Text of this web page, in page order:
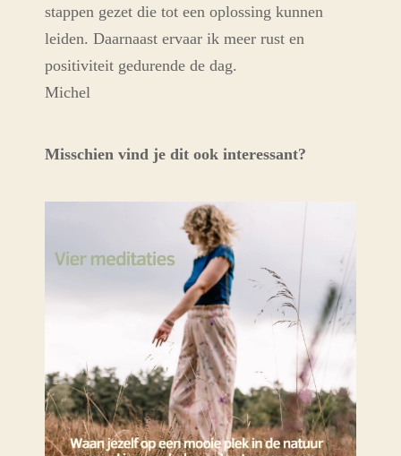
stappen gezet die tot een oplossing kunnen
leiden. Daarnaast ervaar ik meer rust en
positiviteit gedurende de dag.
Michel
Misschien vind je dit ook interessant?